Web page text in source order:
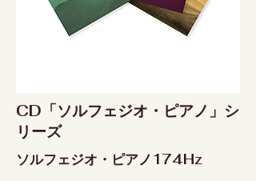
CD「ソルフェジオ・ピアノ」シ
リーズ
ソルフェジオ・ピアノ174Hz